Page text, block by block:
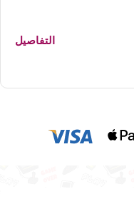
التفاصيل